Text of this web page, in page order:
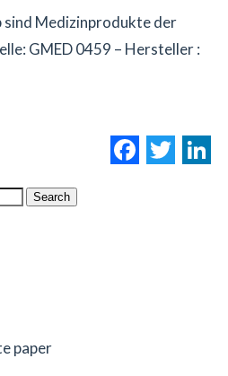
sind Medizinprodukte der
GMED 0459 – Hersteller :
Search
paper